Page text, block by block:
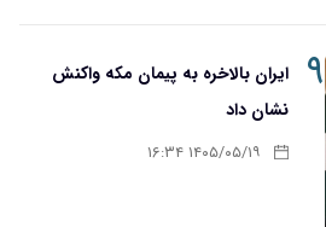
۹
ایران بالاخره به پیمان مکه واکنش
نشان داد
۱۴۰۵/۰۵/۱۹ ۱۶:۳۴